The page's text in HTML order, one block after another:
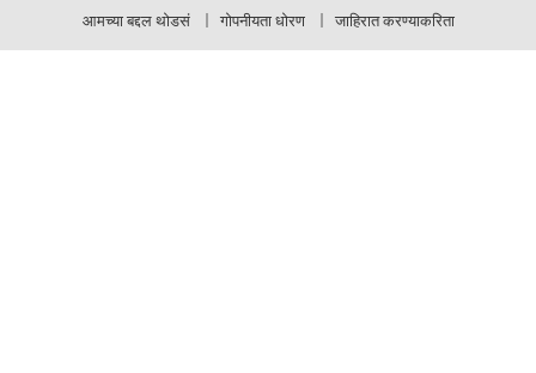
आमच्या बद्दल थोडसं
गोपनीयता धोरण जाहिरात करण्याकरिता